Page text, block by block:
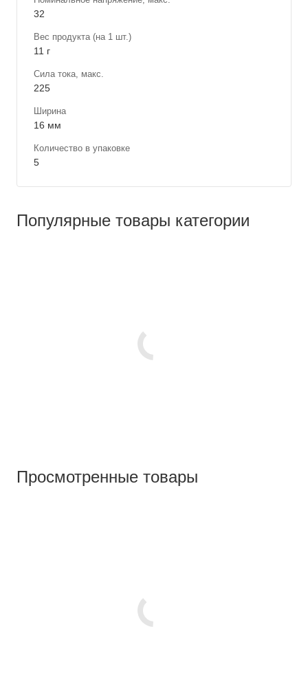
32
Вес продукта (на 1 шт.)
11 г
Сила тока, макс.
225
Ширина
16 мм
Количество в упаковке
5
Популярные товары категории
Просмотренные товары